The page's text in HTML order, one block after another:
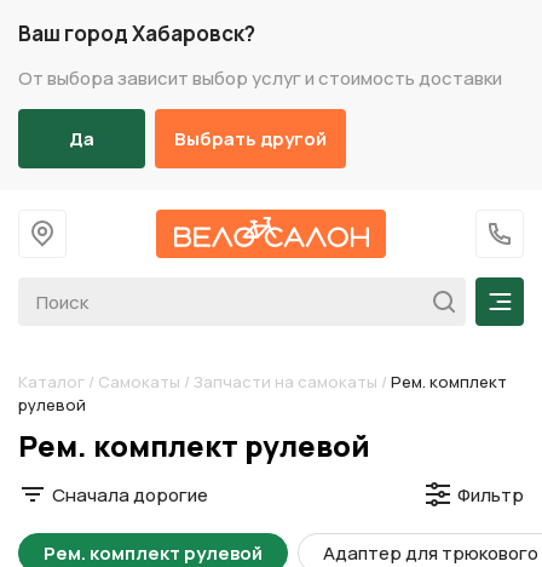
Ваш город Хабаровск?
От выбора зависит выбор услуг и стоимость доставки
Да Выбрать другой
На главную
+7
Каталог / Самокаты / Запчасти на самокаты / Рем. комплект
рулевой
Разделы каталога
Рем. комплект рулевой
Сначала дорогие Фильтр
Адаптер для
Рем. комплект рулевой